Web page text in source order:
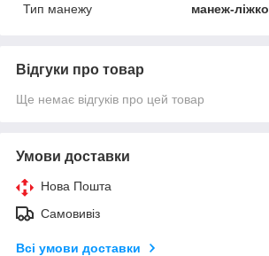
Тип манежу
манеж-ліжко
Відгуки про товар
Ще немає відгуків про цей товар
Умови доставки
Нова Пошта
Самовивіз
Всі умови доставки